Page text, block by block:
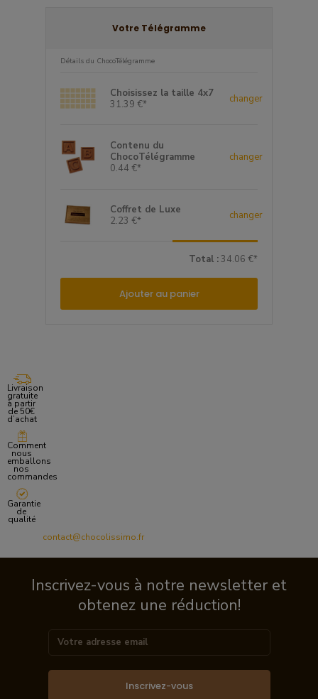
Votre Télégramme
Détails du ChocoTélégramme
Choisissez la taille 4x7
31.39 €*
changer
Contenu du
ChocoTélégramme
0.44 €*
changer
Coffret de Luxe
2.23 €*
changer
Total :34.06 €*
Ajouter au panier
Livraison
gratuite
à partir
de 50€
d’achat
Comment
nous
emballons
nos
commandes
Garantie
de
qualité
contact@chocolissimo.fr
Inscrivez-vous à notre newsletter et
obtenez une réduction!
Inscrivez-vous